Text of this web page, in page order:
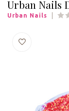
Urban Nails
Urban Nails